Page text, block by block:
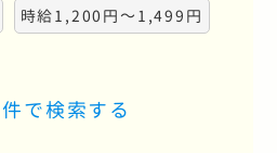
時給1,200円～1,499円
で検索する